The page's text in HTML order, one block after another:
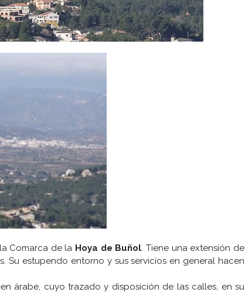
Comarca de la Hoya de Buñol. Tiene una extensión de
Su estupendo entorno y sus servicios en general hacen
árabe, cuyo trazado y disposición de las calles, en su